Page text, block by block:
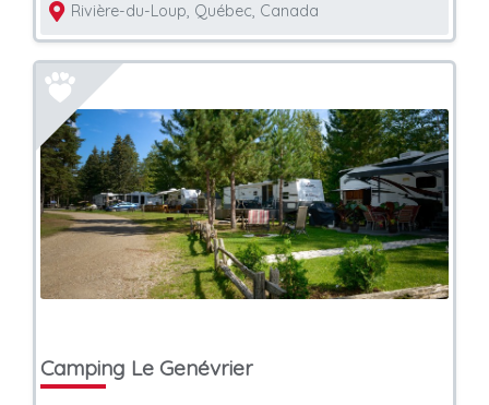
Rivière-du-Loup, Québec, Canada
Camping Le Genévrier